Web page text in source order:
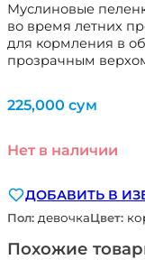
Муслиновые
во время летних
для кормления в
прозрачным
225,000 сум
Нет в наличии
ДОБАВИТЬ В
Пол: девочкаЦвет:
Похожие